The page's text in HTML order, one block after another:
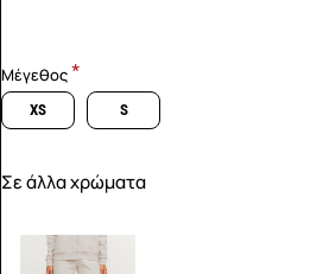
Μέγεθος
XS S
Σε άλλα χρώματα